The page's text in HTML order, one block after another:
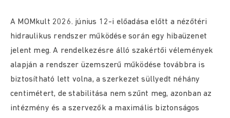
A MOMkult 2026. június 12-i előadása előtt a nézőtéri
hidraulikus rendszer működése során egy hibaüzenet
jelent meg. A rendelkezésre álló szakértői vélemények
alapján a rendszer üzemszerű működése továbbra is
biztosítható lett volna, a szerkezet süllyedt néhány
centimétert, de stabilitása nem szűnt meg, azonban az
intézmény és a szervezők a maximális biztonságos